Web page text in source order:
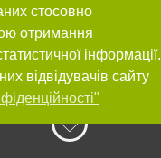
стосовно
отримання
інформації.
відвідувачів сайту